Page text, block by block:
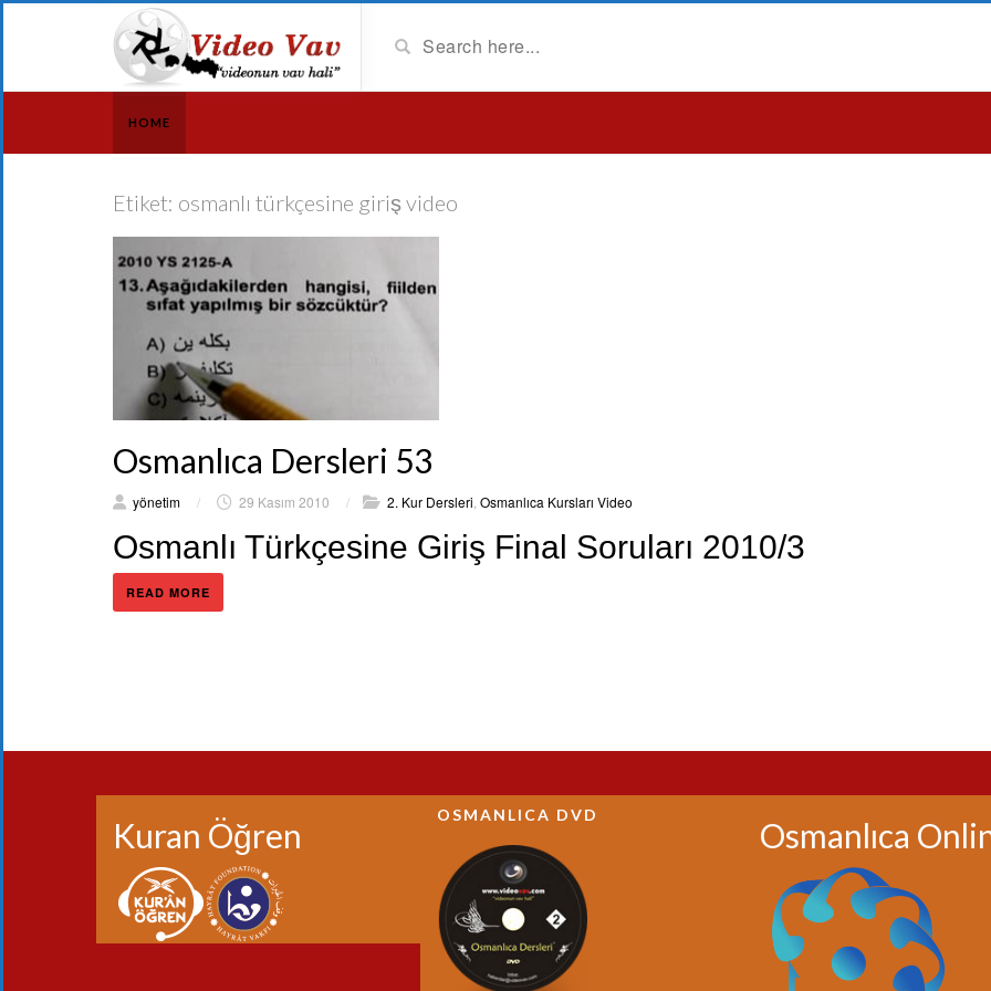
HOME
Etiket: osmanlı türkçesine giriş video
Osmanlıca Dersleri 53
yönetim / 29 Kasım 2010 / 2. Kur Dersleri Osmanlıca Kursları Video
Osmanlı Türkçesine Giriş Final Soruları 2010/3
READ MORE
Kuran Öğren
OSMANLICA DVD
Osmanlıca